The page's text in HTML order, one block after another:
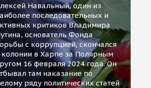
Навальный, один из
последовательных и
критиков Владимира
основатель Фонда
с коррупцией, скончался
колонии в Харпе за Полярным
16 февраля 2024 года. Он
там наказание по
ряду политических статей